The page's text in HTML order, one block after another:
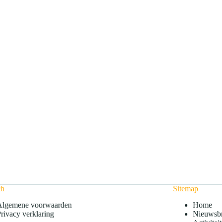
voorwaarden
verklaring
Sitemap
Home